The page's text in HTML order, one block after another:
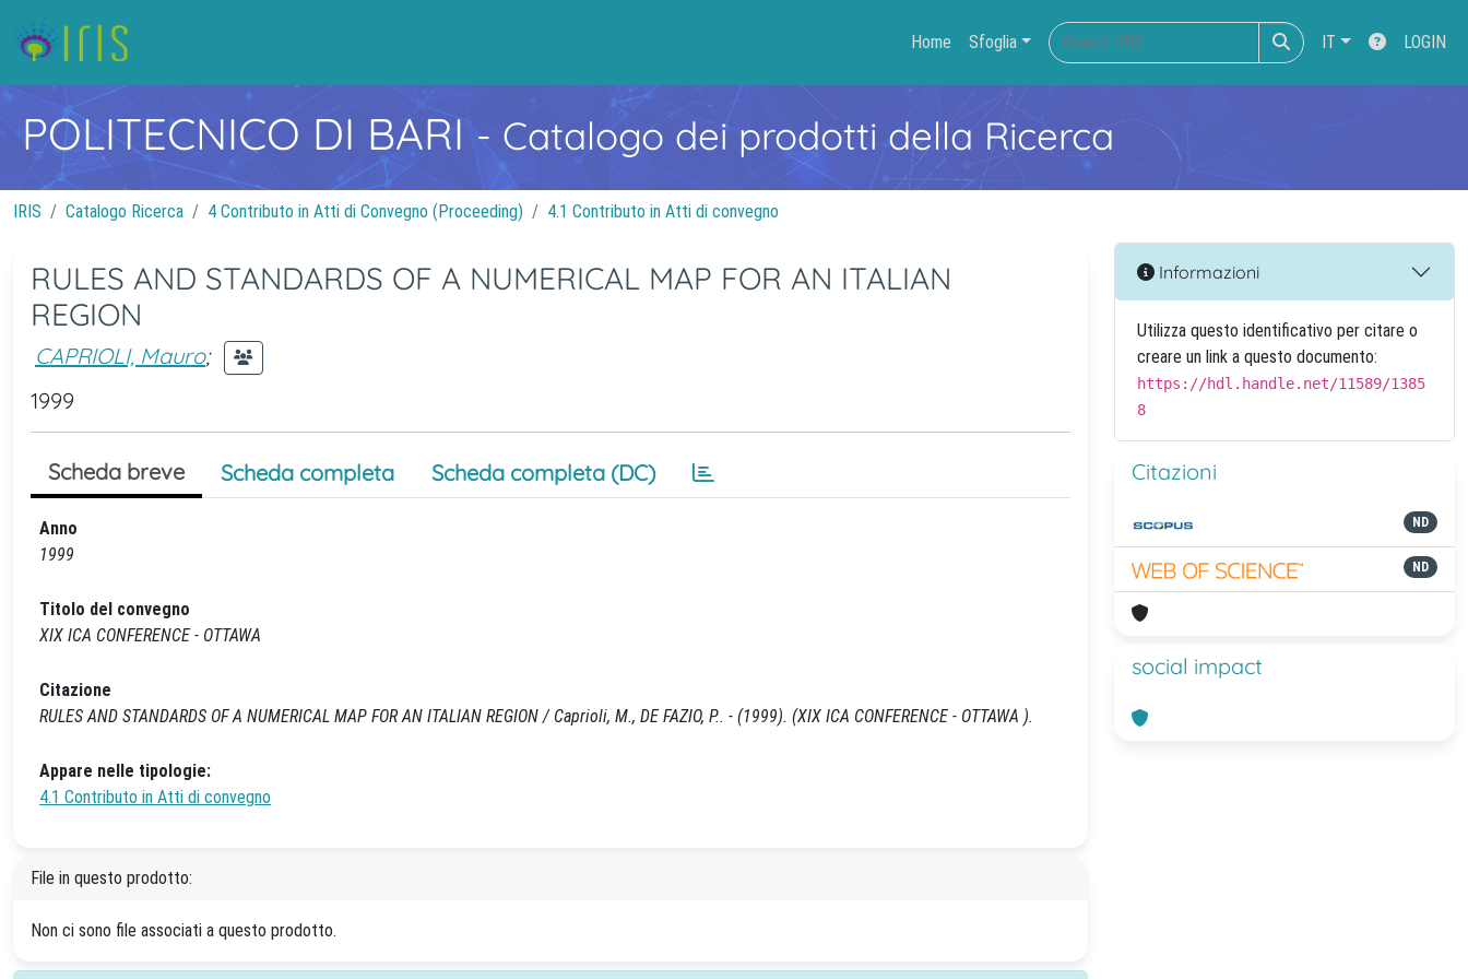
Home Sfoglia IT LOGIN
POLITECNICO DI BARI- Catalogo dei prodotti della Ricerca
IRIS Catalogo Ricerca 4 Contributo in Atti di Convegno (Proceeding) 4.1 Contributo in Atti di convegno
RULES AND STANDARDS OF A NUMERICAL MAP FOR AN ITALIAN
REGION
CAPRIOLI, Mauro;
1999
Scheda breve Scheda completa Scheda completa (DC)
Anno
1999
Titolo del convegno
XIX ICA CONFERENCE - OTTAWA
Citazione
RULES AND STANDARDS OF A NUMERICAL MAP FOR AN ITALIAN REGION / Caprioli, M., DE FAZIO, P.. - (1999). (XIX ICA CONFERENCE - OTTAWA ).
Appare nelle tipologie:
4.1 Contributo in Atti di convegno
File in questo prodotto:
Non ci sono file associati a questo prodotto.
Informazioni
Utilizza questo identificativo per citare o
creare un link a questo documento:
https://hdl.handle.net/11589/1385
8
Citazioni
ND
ND
social impact